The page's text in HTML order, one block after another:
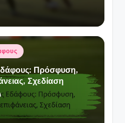
Πρόσφυση,
Σχεδίαση